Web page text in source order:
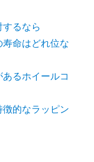
るなら
命はどれ位な
るホイールコ
的なラッピン